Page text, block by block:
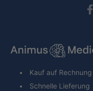
Kauf auf Rechnung
Schnelle Lieferung